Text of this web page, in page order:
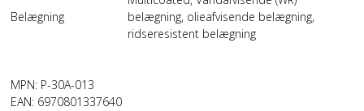
Belægning
belægning, olieafvisende belægning,
ridseresistent belægning
MPN: P-30A-013
EAN: 6970801337640